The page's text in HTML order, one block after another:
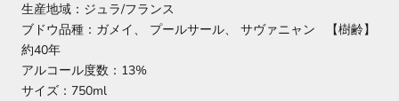
生産地域：ジュラ/フランス
ブドウ品種：ガメイ、 プールサール、 サヴァニャン 【樹齢】
約40年
アルコール度数：13%
サイズ：750ml